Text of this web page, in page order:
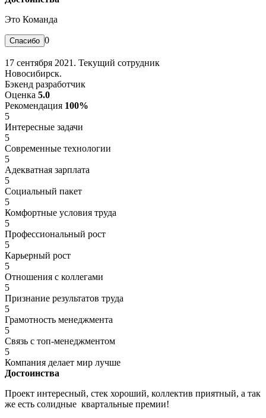
Это Команда
0
17 сентября 2021. Текущий сотрудник
Новосибирск.
Бэкенд разработчик
Оценка 5.0
Рекомендация 100%
5
Интересные задачи
5
Современные технологии
5
Адекватная зарплата
5
Социальный пакет
5
Комфортные условия труда
5
Профессиональный рост
5
Карьерный рост
5
Отношения с коллегами
5
Признание результатов труда
5
Грамотность менеджмента
5
Связь с топ-менеджментом
5
Компания делает мир лучше
Достоинства
Проект интересный, стек хороший, коллектив приятный, а так
же есть солидные квартальные премии!